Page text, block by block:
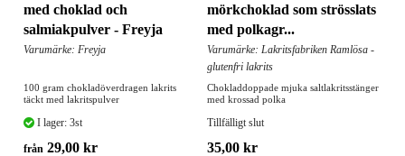
med choklad och
salmiakpulver - Freyja
Varumärke: Freyja
100 gram chokladöverdragen lakrits
täckt med lakritspulver
I lager: 3st
från 29,00 kr
mörkchoklad som strösslats
med polkagr...
Varumärke: Lakritsfabriken Ramlösa -
glutenfri lakrits
Chokladdoppade mjuka saltlakritsstänger
med krossad polka
Tillfälligt slut
35,00 kr